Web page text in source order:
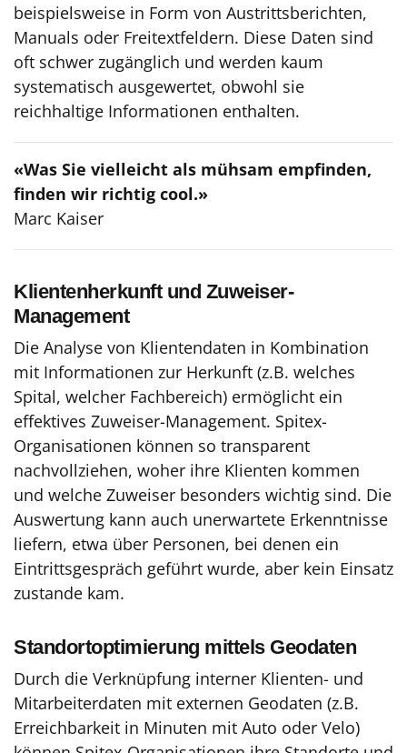
beispielsweise in Form von Austrittsberichten,
Manuals oder Freitextfeldern. Diese Daten sind
oft schwer zugänglich und werden kaum
systematisch ausgewertet, obwohl sie
reichhaltige Informationen enthalten.
«Was Sie vielleicht als mühsam empfinden,
finden wir richtig cool.»
Marc Kaiser
Klientenherkunft und Zuweiser-
Management
Die Analyse von Klientendaten in Kombination
mit Informationen zur Herkunft (z.B. welches
Spital, welcher Fachbereich) ermöglicht ein
effektives Zuweiser-Management. Spitex-
Organisationen können so transparent
nachvollziehen, woher ihre Klienten kommen
und welche Zuweiser besonders wichtig sind. Die
Auswertung kann auch unerwartete Erkenntnisse
liefern, etwa über Personen, bei denen ein
Eintrittsgespräch geführt wurde, aber kein Einsatz
zustande kam.
Standortoptimierung mittels Geodaten
Durch die Verknüpfung interner Klienten- und
Mitarbeiterdaten mit externen Geodaten (z.B.
Erreichbarkeit in Minuten mit Auto oder Velo)